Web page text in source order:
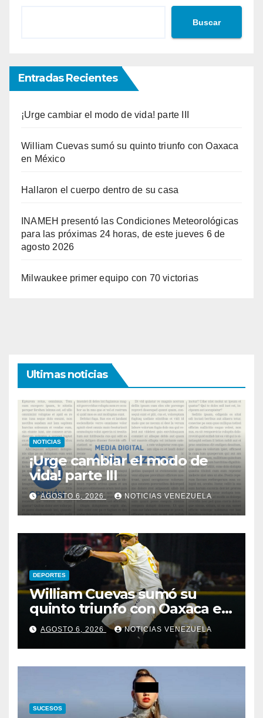
Buscar
Entradas Recientes
¡Urge cambiar el modo de vida! parte III
William Cuevas sumó su quinto triunfo con Oaxaca
en México
Hallaron el cuerpo dentro de su casa
INAMEH presentó las Condiciones Meteorológicas
para las próximas 24 horas, de este jueves 6 de
agosto 2026
Milwaukee primer equipo con 70 victorias
Ultimas noticias
NOTICIAS
¡Urge cambiar el modo de
vida! parte III
AGOSTO 6, 2026 NOTICIAS VENEZUELA
DEPORTES
William Cuevas sumó su
quinto triunfo con Oaxaca en
México
AGOSTO 6, 2026 NOTICIAS VENEZUELA
SUCESOS